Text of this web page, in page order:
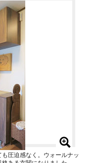
圧迫感なく。ウォールナッ